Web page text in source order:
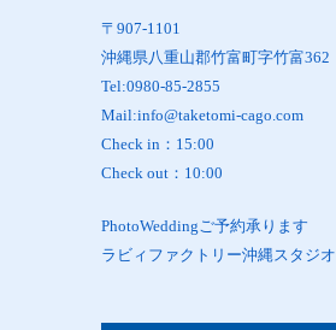
〒907-1101
沖縄県八重山郡竹富町字竹富362
Tel:0980-85-2855
Mail:info@taketomi-cago.com
Check in：15:00
Check out：10:00
PhotoWeddingご予約承ります
ラビィファクトリー沖縄スタジオ